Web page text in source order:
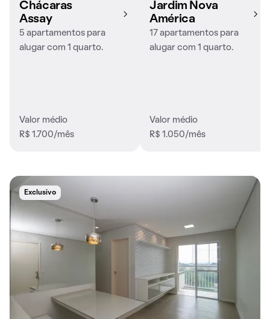
Chácaras
Assay
5 apartamentos para
alugar com 1 quarto.
Valor médio
R$ 1.700/mês
Jardim Nova
América
17 apartamentos para
alugar com 1 quarto.
Valor médio
R$ 1.050/mês
Exclusivo